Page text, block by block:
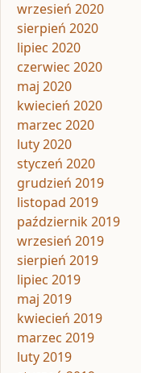
wrzesień 2020
sierpień 2020
lipiec 2020
czerwiec 2020
maj 2020
kwiecień 2020
marzec 2020
luty 2020
styczeń 2020
grudzień 2019
listopad 2019
październik 2019
wrzesień 2019
sierpień 2019
lipiec 2019
maj 2019
kwiecień 2019
marzec 2019
luty 2019